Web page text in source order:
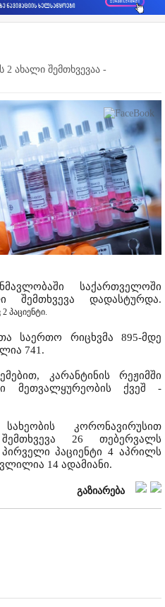
ახალი შემთხვევაა -
საქართველოში
შემთხვევა დადასტურდა.
პაციენტი.
საერთო რიცხვმა 895-მდე
741.
კარანტინის რეჟიმში
მეთვალყურეობის ქვეშ -
კორონავირუსით
26 თებერვალს
პაციენტი 4 აპრილს
14 ადამიანი.
გაზიარება